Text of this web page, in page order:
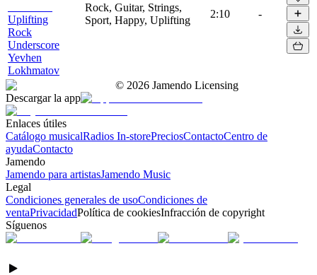
Uplifting
Rock
Underscore
Yevhen
Lokhmatov
Rock, Guitar, Strings,
Sport, Happy, Uplifting
2:10 -
© 2026 Jamendo Licensing
Descargar la app
Enlaces útiles
Catálogo musicalRadios In-storePreciosContactoCentro de
ayudaContacto
Jamendo
Jamendo para artistasJamendo Music
Legal
Condiciones generales de usoCondiciones de
ventaPrivacidadPolítica de cookiesInfracción de copyright
Síguenos